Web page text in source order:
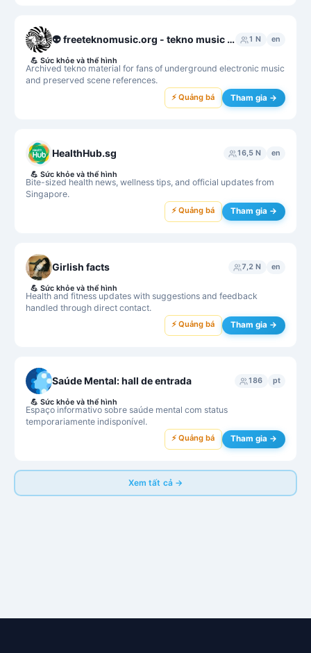
👽 freeteknomusic.org - tekno music archive 1 N en
Archived tekno material for fans of underground electronic music
and preserved scene references.
💪 Sức khỏe và thể hình
⚡ Quảng bá Tham gia →
HealthHub.sg 16,5 N en
Bite-sized health news, wellness tips, and official updates from
Singapore.
💪 Sức khỏe và thể hình
⚡ Quảng bá Tham gia →
Girlish facts 7,2 N en
Health and fitness updates with suggestions and feedback
handled through direct contact.
💪 Sức khỏe và thể hình
⚡ Quảng bá Tham gia →
Saúde Mental: hall de entrada 186 pt
Espaço informativo sobre saúde mental com status
temporariamente indisponível.
💪 Sức khỏe và thể hình
⚡ Quảng bá Tham gia →
Xem tất cả →